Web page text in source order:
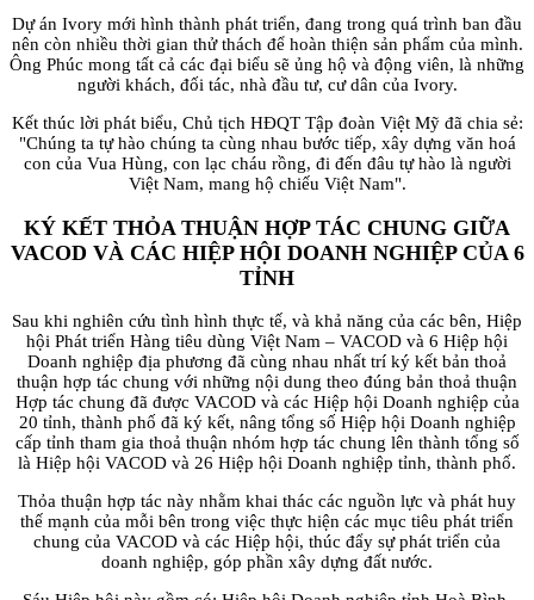
Dự án Ivory mới hình thành phát triển, đang trong quá trình ban đầu
nên còn nhiều thời gian thử thách để hoàn thiện sản phẩm của mình.
Ông Phúc mong tất cả các đại biểu sẽ ủng hộ và động viên, là những
người khách, đối tác, nhà đầu tư, cư dân của Ivory.
Kết thúc lời phát biểu, Chủ tịch HĐQT Tập đoàn Việt Mỹ đã chia sẻ:
"Chúng ta tự hào chúng ta cùng nhau bước tiếp, xây dựng văn hoá
con của Vua Hùng, con lạc cháu rồng, đi đến đâu tự hào là người
Việt Nam, mang hộ chiếu Việt Nam".
KÝ KẾT THỎA THUẬN HỢP TÁC CHUNG GIỮA
VACOD VÀ CÁC HIỆP HỘI DOANH NGHIỆP CỦA 6
TỈNH
Sau khi nghiên cứu tình hình thực tế, và khả năng của các bên, Hiệp
hội Phát triển Hàng tiêu dùng Việt Nam – VACOD và 6 Hiệp hội
Doanh nghiệp địa phương đã cùng nhau nhất trí ký kết bản thoả
thuận hợp tác chung với những nội dung theo đúng bản thoả thuận
Hợp tác chung đã được VACOD và các Hiệp hội Doanh nghiệp của
20 tỉnh, thành phố đã ký kết, nâng tổng số Hiệp hội Doanh nghiệp
cấp tỉnh tham gia thoả thuận nhóm hợp tác chung lên thành tổng số
là Hiệp hội VACOD và 26 Hiệp hội Doanh nghiệp tỉnh, thành phố.
Thỏa thuận hợp tác này nhằm khai thác các nguồn lực và phát huy
thế mạnh của mỗi bên trong việc thực hiện các mục tiêu phát triển
chung của VACOD và các Hiệp hội, thúc đẩy sự phát triển của
doanh nghiệp, góp phần xây dựng đất nước.